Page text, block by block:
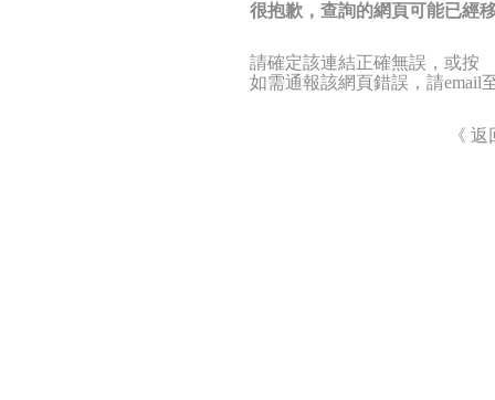
很抱歉，查詢的網頁可能已經
請確定該連結正確無誤，或按
如需通報該網頁錯誤，請email
《